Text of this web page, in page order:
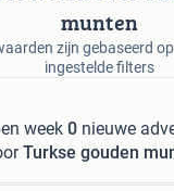
munten
zijn gebaseerd
ingestelde filters
week 0 nieuwe
Turkse gouden